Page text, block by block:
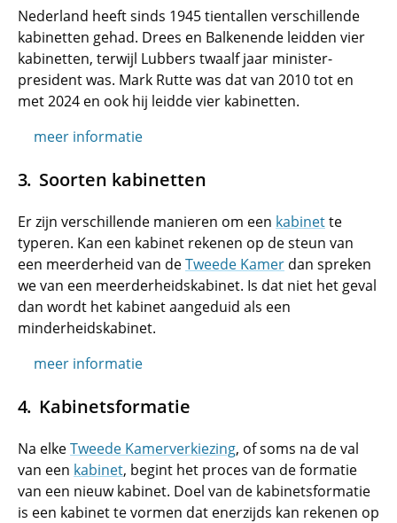
Nederland heeft sinds 1945 tientallen verschillende
kabinetten gehad. Drees en Balkenende leidden vier
kabinetten, terwijl Lubbers twaalf jaar minister-
president was. Mark Rutte was dat van 2010 tot en
met 2024 en ook hij leidde vier kabinetten.
meer informatie
Soorten kabinetten
Er zijn verschillende manieren om een kabinette
typeren. Kan een kabinet rekenen op de steun van
een meerderheid van deTweede Kamer dan spreken
we van een meerderheidskabinet. Is dat niet het geval
dan wordt het kabinet aangeduid als een
minderheidskabinet.
meer informatie
Kabinetsformatie
Na elkeTweede Kamerverkiezing, of soms na de val
van een kabinet, begint het proces van de formatie
van een nieuw kabinet. Doel van de kabinetsformatie
is een kabinet te vormen dat enerzijds kan rekenen op